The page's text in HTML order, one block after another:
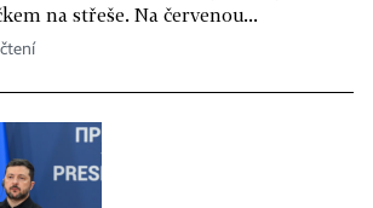
na střeše. Na červenou...